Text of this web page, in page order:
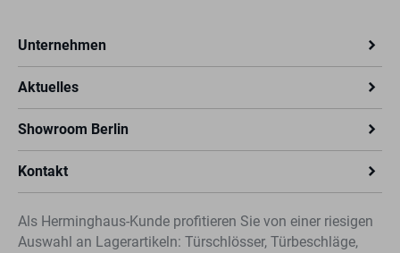
Unternehmen
Aktuelles
Showroom Berlin
Kontakt
Als Herminghaus-Kunde profitieren Sie von einer riesigen
Auswahl an Lagerartikeln: Türschlösser, Türbeschläge,